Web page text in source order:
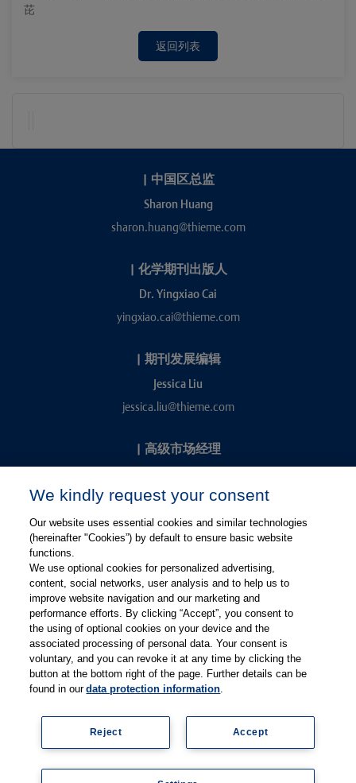
芘
返回列表
| 中国区总监
Sharon Huang
sharon.huang@thieme.com
| 化学期刊出版人
Dr. Yingxiao Cai
yingxiao.cai@thieme.com
| 期刊发展编辑
Jessica Liu
jessica.liu@thieme.com
| 高级市场经理
kevin.chang@thieme.com
关注微博
关注微信
有关Thieme图书翻译及版权业务，请联系：rights@thieme.de
| Thieme-Connect |
© Copyright 2025, 德国蒂墨出版集团（Thieme Publishers）版权
京ICP备19004917号-1
We kindly request your consent
Our website uses essential cookies and similar technologies
(hereinafter "Cookies”) by default to ensure basic website
functions.
We use optional cookies for personalized advertising,
content, social networks, user analysis and to help us to
improve website navigation and our marketing and
performance efforts. By clicking “Accept”, you consent to
the using of optional cookies on your device and the
associated processing of personal data. Your consent is
voluntary, and you can revoke it at any time by clicking the
button at the bottom right of the page. Further details can be
found in ourdata protection information.
Accept
Reject